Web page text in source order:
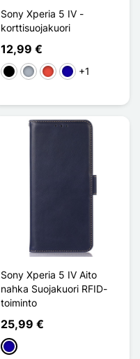
Sony Xperia 5 IV -
korttisuojakuori
12,99 €
MustaHarmaaPunainenBleu Foncé
+1
Sony Xperia 5 IV Aito
nahka Suojakuori RFID-
toiminto
25,99 €
Bleu Foncé